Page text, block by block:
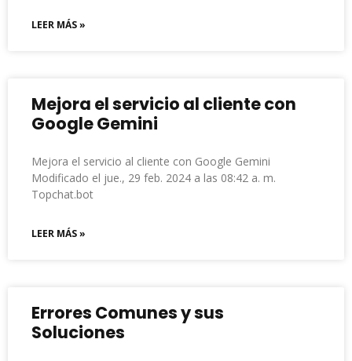
LEER MÁS »
Mejora el servicio al cliente con
Google Gemini
Mejora el servicio al cliente con Google Gemini
Modificado el jue., 29 feb. 2024 a las 08:42 a. m.
Topchat.bot
LEER MÁS »
Errores Comunes y sus
Soluciones